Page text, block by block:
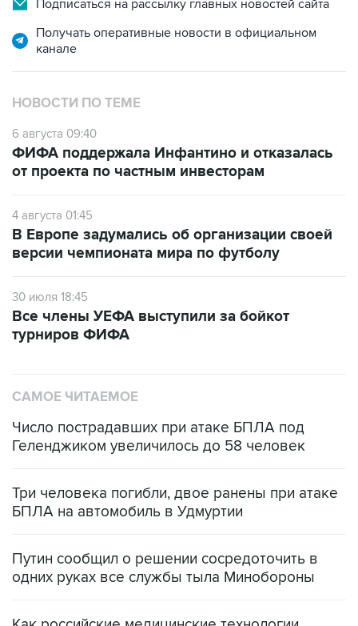
Подписаться на рассылку главных новостей сайта
Получать оперативные новости в официальном
канале
НОВОСТИ ПО ТЕМЕ
6 августа 09:40
ФИФА поддержала Инфантино и отказалась
от проекта по частным инвесторам
4 августа 01:45
В Европе задумались об организации своей
версии чемпионата мира по футболу
30 июля 18:45
Все члены УЕФА выступили за бойкот
турниров ФИФА
САМОЕ ЧИТАЕМОЕ
Число пострадавших при атаке БПЛА под
Геленджиком увеличилось до 58 человек
Три человека погибли, двое ранены при атаке
БПЛА на автомобиль в Удмуртии
Путин сообщил о решении сосредоточить в
одних руках все службы тыла Минобороны